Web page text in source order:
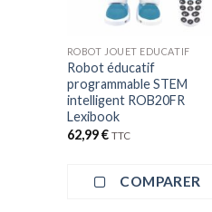
ROBOT JOUET EDUCATIF
Robot éducatif
programmable STEM
intelligent ROB20FR
Lexibook
62,99€ TTC
COMPARER